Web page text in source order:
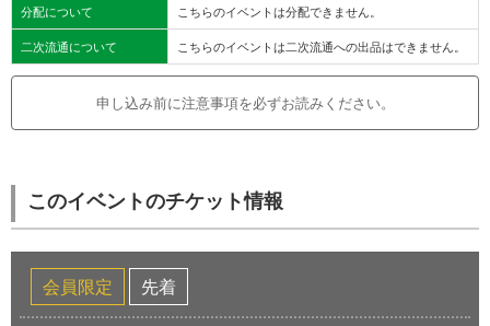
分配について
こちらのイベントは分配できません。
二次流通について
こちらのイベントは二次流通への出品はできません。
申し込み前に注意事項を必ずお読みください。
このイベントのチケット情報
会員限定 先着